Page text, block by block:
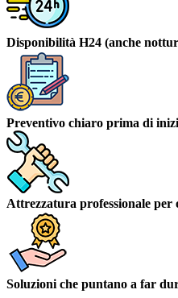
Disponibilità H24 (anche
Preventivo chiaro prima di
Attrezzatura professionale per
Soluzioni che puntano a far